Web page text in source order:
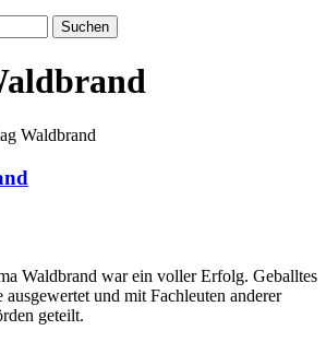
Suchen
Waldbrand
Waldbrand war ein voller Erfolg. Geballtes
und mit Fachleuten anderer
geteilt.